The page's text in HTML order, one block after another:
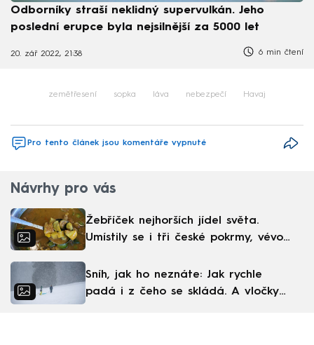
Odborníky straší neklidný supervulkán. Jeho
poslední erupce byla nejsilnější za 5000 let
20. zář 2022, 21:38 6 min čtení
zemětřesení sopka láva nebezpečí Havaj
Pro tento článek jsou komentáře vypnuté
Návrhy pro vás
Žebříček nejhorších jídel světa.
Umístily se i tři české pokrmy, vévodí
Sníh, jak ho neznáte: Jak rychle
padá i z čeho se skládá. A vločky